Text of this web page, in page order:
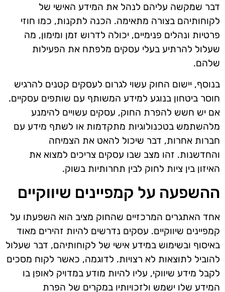
דבר שמקשה עליהם לנהל את המידע האישי של
לקוחותיהם בצורה מתאימה. הכנה לתקנות, כמו חוזי
פרטיות ונהלים פנימיים, יכולה לדרוש זמן ומימון, מה
שעלול להרתיע בעלי עסקים מלפתח את הפעילות
שלהם.
בנוסף, יישום החוק עשוי לגרום לעסקים קטנים להרגיש
חוסר ביטחון בנוגע למידע המשותף עם שותפים עסקיים.
אם יש חשש להפרת החוק, עסקים עשויים להימנע
מלהשתמש בטכנולוגיות מתקדמות או לשתף מידע עם
חברות אחרות, דבר שיכול להאט את הצמיחה
והחדשנות. זהו מצב שבו עסקים צריכים למצוא את
האיזון בין ציות לחוק לבין תחרותיות בשוק.
ההשפעה על קמפיינים שיווקיים
אחד האתגרים המרכזיים שהחוק מציב הוא השפעתו על
קמפיינים שיווקיים. עסקים נדרשים להיות זהירים מאוד
באיסוף ובשימוש במידע אישי של לקוחותיהם, דבר שעלול
להוביל לתוצאות לא רצויות. לדוגמה, כאשר לקוח מסכים
לקבל מידע שיווקי, עליו להיות מודע במדויק לאופן בו
המידע שלו ישמש ולזכויותיו במקרים של הפרת